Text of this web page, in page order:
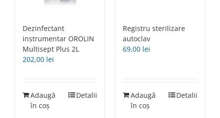
Dezinfectant
instrumentar OROLIN
Multisept Plus 2L
202,00 lei
Adaugă
în coș
Detalii
Registru sterilizare
autoclav
69,00 lei
Adaugă
în coș
Detalii